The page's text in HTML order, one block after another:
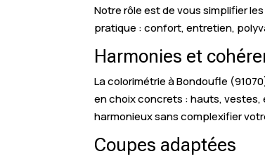
Notre rôle est de vous simplifier
pratique : confort, entretien,
Harmonies et
La colorimétrie à Bondoufle
en choix concrets : hauts,
harmonieux sans complexifier
Coupes adaptées